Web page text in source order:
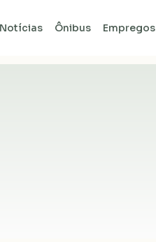
Notícias Ônibus Empregos